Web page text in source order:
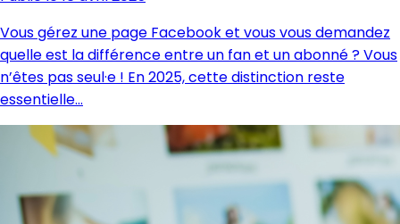
Vous gérez une page Facebook et vous vous demandez
quelle est la différence entre un fan et un abonné ? Vous
n’êtes pas seul·e ! En 2025, cette distinction reste
essentielle…